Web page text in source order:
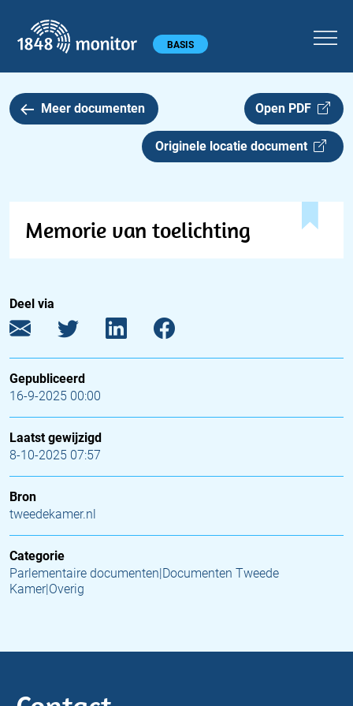
Hoofdmenu BASIS
Meer documenten Open PDF
Originele locatie document
Memorie van toelichting
Deel via
Gepubliceerd
16-9-2025 00:00
Laatst gewijzigd
8-10-2025 07:57
Bron
tweedekamer.nl
Categorie
Parlementaire documenten|Documenten Tweede
Kamer|Overig